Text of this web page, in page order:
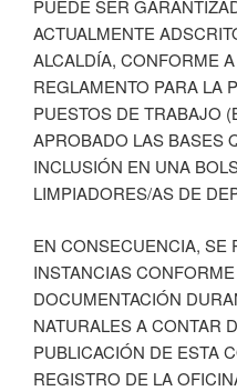
PUEDE SER
ACTUALMENTE
ALCALDÍA, CONFORME
REGLAMENTO PARA LA
PUESTOS DE TRABAJO
APROBADO LAS BASES
INCLUSIÓN EN UNA
LIMPIADORES/AS DE
EN CONSECUENCIA, SE
INSTANCIAS
DOCUMENTACIÓN
NATURALES A CONTAR
PUBLICACIÓN DE ESTA
REGISTRO DE LA